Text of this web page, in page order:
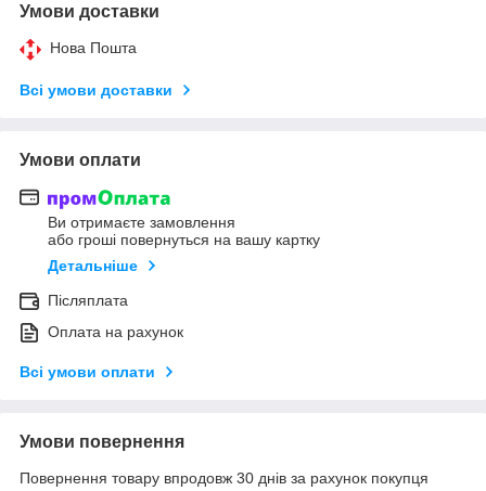
Умови доставки
Нова Пошта
Всі умови доставки
Умови оплати
Ви отримаєте замовлення
або гроші повернуться на вашу картку
Детальніше
Післяплата
Оплата на рахунок
Всі умови оплати
Умови повернення
Повернення товару впродовж 30 днів за рахунок покупця